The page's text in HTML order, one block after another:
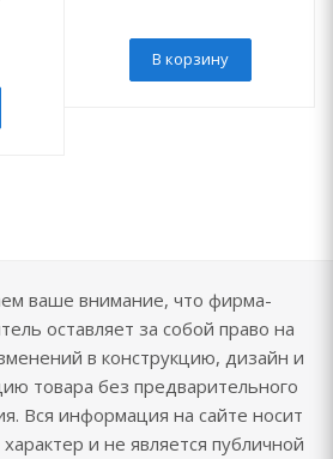
В корзину
ваше внимание, что фирма-
оставляет за собой право на
в конструкцию, дизайн и
товара без предварительного
Вся информация на сайте носит
и не является публичной